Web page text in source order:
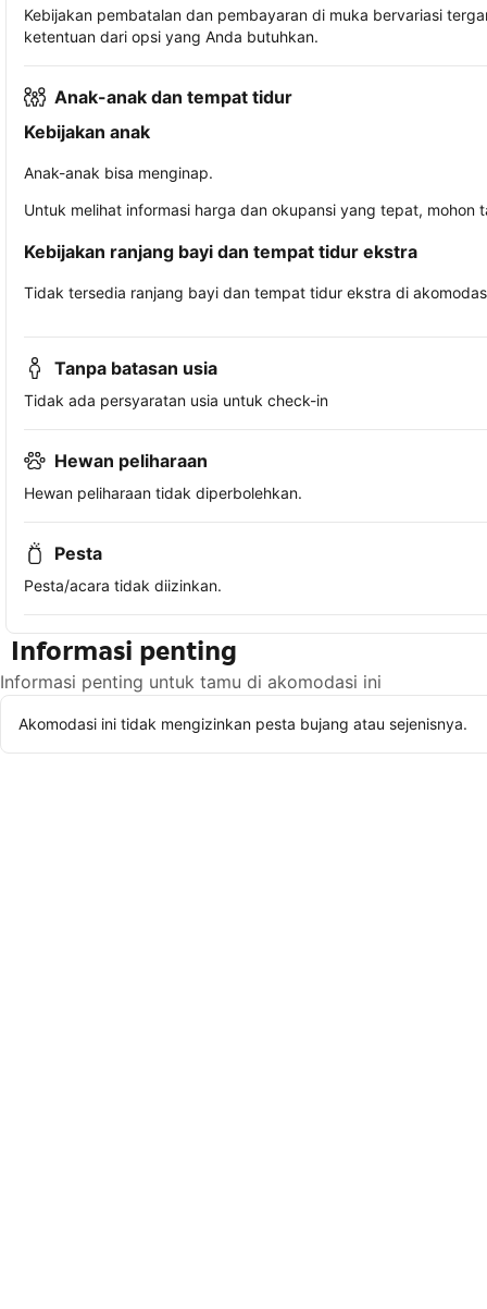
Kebijakan pembatalan dan pembayaran di muka bervariasi
ketentuan dari opsi yang Anda butuhkan.
Anak-anak dan tempat tidur
Kebijakan anak
Anak-anak bisa menginap.
Untuk melihat informasi harga dan okupansi yang tepat,
Kebijakan ranjang bayi dan tempat tidur ekstra
Tidak tersedia ranjang bayi dan tempat tidur ekstra di
Tanpa batasan usia
Tidak ada persyaratan usia untuk check-in
Hewan peliharaan
Hewan peliharaan tidak diperbolehkan.
Pesta
Pesta/acara tidak diizinkan.
Informasi penting
Informasi penting untuk tamu di akomodasi ini
Akomodasi ini tidak mengizinkan pesta bujang atau sejenisnya.